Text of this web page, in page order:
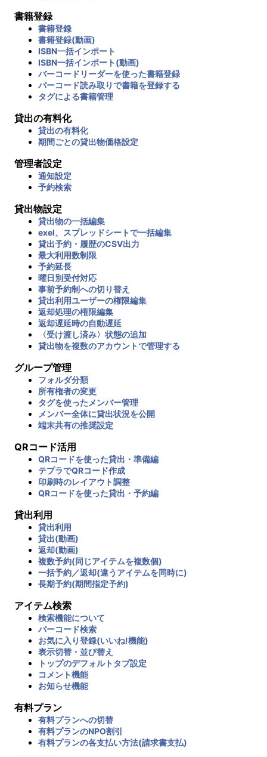
書籍登録
書籍登録
書籍登録(動画)
ISBN一括インポート
ISBN一括インポート(動画)
バーコードリーダーを使った書籍登録
バーコード読み取りで書籍を登録する
タグによる書籍管理
貸出の有料化
貸出の有料化
期間ごとの貸出物価格設定
管理者設定
通知設定
予約検索
貸出物設定
貸出物の一括編集
exel、スプレッドシートで一括編集
貸出予約・履歴のCSV出力
最大利用数制限
予約延長
曜日別受付対応
事前予約制への切り替え
貸出利用ユーザーの権限編集
返却処理の権限編集
返却遅延時の自動遅延
〈受け渡し済み〉状態の追加
貸出物を複数のアカウントで管理する
グループ管理
フォルダ分類
所有権者の変更
タグを使ったメンバー管理
メンバー全体に貸出状況を公開
端末共有の推奨設定
QRコード活用
QRコードを使った貸出・準備編
テプラでQRコード作成
印刷時のレイアウト調整
QRコードを使った貸出・予約編
貸出利用
貸出利用
貸出(動画)
返却(動画)
複数予約(同じアイテムを複数個)
一括予約／返却(違うアイテムを同時に)
長期予約(期間指定予約)
アイテム検索
検索機能について
バーコード検索
お気に入り登録(いいね!機能)
表示切替・並び替え
トップのデフォルトタブ設定
コメント機能
お知らせ機能
有料プラン
有料プランへの切替
有料プランのNPO割引
有料プランの各支払い方法(請求書支払)